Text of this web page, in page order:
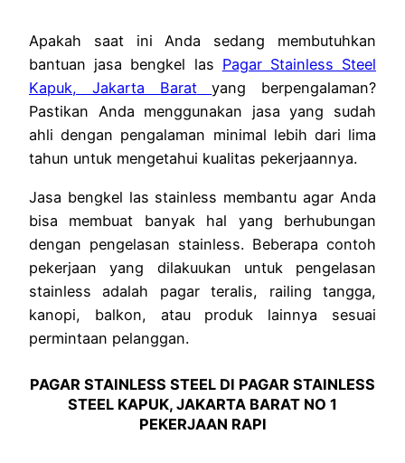
Apakah saat ini Anda sedang membutuhkan
bantuan jasa bengkel las Pagar Stainless Steel
Kapuk, Jakarta Barat
yang berpengalaman?
Pastikan Anda menggunakan jasa yang sudah
ahli dengan pengalaman minimal lebih dari lima
tahun untuk mengetahui kualitas pekerjaannya.
Jasa bengkel las stainless membantu agar Anda
bisa membuat banyak hal yang berhubungan
dengan pengelasan stainless. Beberapa contoh
pekerjaan yang dilakuukan untuk pengelasan
stainless adalah pagar teralis, railing tangga,
kanopi, balkon, atau produk lainnya sesuai
permintaan pelanggan.
PAGAR STAINLESS STEEL DI PAGAR STAINLESS
STEEL KAPUK, JAKARTA BARAT NO 1
PEKERJAAN RAPI